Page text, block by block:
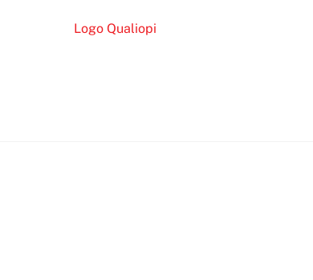
Logo Qualiopi